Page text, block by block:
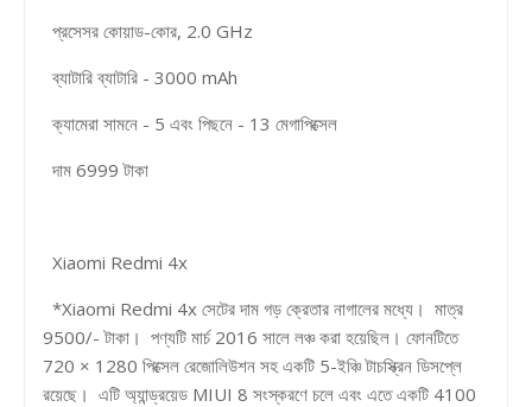
প্রসেসর কোয়াড-কোর, 2.0 GHz
ব্যাটারি ব্যাটারি - 3000 mAh
ক্যামেরা সামনে - 5 এবং পিছনে - 13 মেগাপিক্সেল
দাম 6999 টাকা
Xiaomi Redmi 4x
*Xiaomi Redmi 4x সেটের দাম গড় ক্রেতার নাগালের মধ্যে। মাত্র
9500/- টাকা। পণ্যটি মার্চ 2016 সালে লঞ্চ করা হয়েছিল। ফোনটিতে
720 × 1280 পিক্সেল রেজোলিউশন সহ একটি 5-ইঞ্চি টাচস্ক্রিন ডিসপ্লে
রয়েছে। এটি অ্যান্ড্রয়েড MIUI 8 সংস্করণে চলে এবং এতে একটি 4100